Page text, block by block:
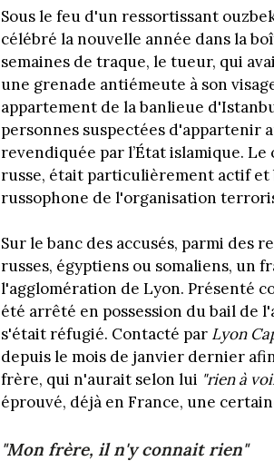
Sous le feu d'un ressortissant
célébré la nouvelle année dans la
semaines de traque, le tueur, qui
une grenade antiémeute à son
appartement de la banlieue
personnes suspectées d'appartenir
revendiquée par l’État islamique.
russe, était particulièrement actif et
russophone de l'organisation
Sur le banc des accusés, parmi des
russes, égyptiens ou somaliens, un
l'agglomération de Lyon. Présenté
été arrêté en possession du bail de
s'était réfugié. Contacté par Lyon
depuis le mois de janvier dernier
frère, qui n'aurait selon lui "rien à
éprouvé, déjà en France, une
"Mon frère, il n'y connait rien"